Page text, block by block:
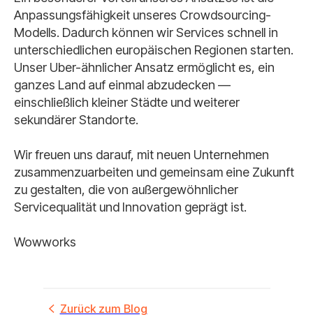
Anpassungsfähigkeit unseres Crowdsourcing-
Modells. Dadurch können wir Services schnell in
unterschiedlichen europäischen Regionen starten.
Unser Uber-ähnlicher Ansatz ermöglicht es, ein
ganzes Land auf einmal abzudecken —
einschließlich kleiner Städte und weiterer
sekundärer Standorte.
Wir freuen uns darauf, mit neuen Unternehmen
zusammenzuarbeiten und gemeinsam eine Zukunft
zu gestalten, die von außergewöhnlicher
Servicequalität und Innovation geprägt ist.
Wowworks
Zurück zum Blog